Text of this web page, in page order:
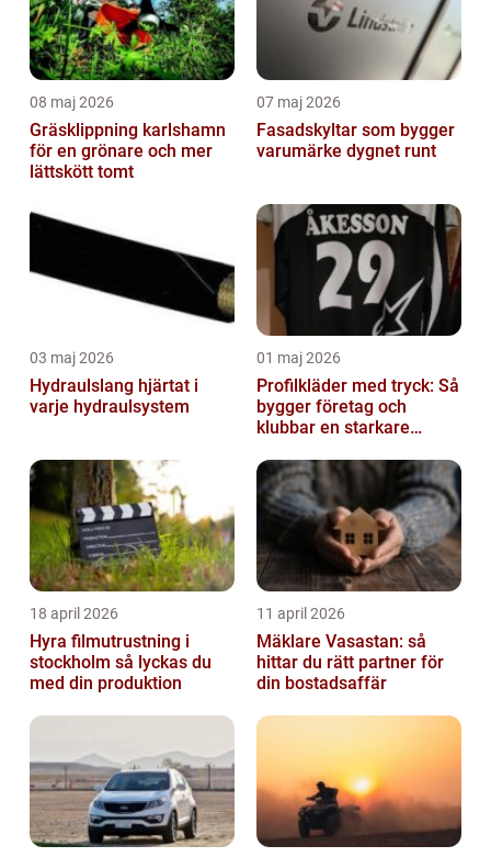
08 maj 2026
Gräsklippning karlshamn
för en grönare och mer
lättskött tomt
07 maj 2026
Fasadskyltar som bygger
varumärke dygnet runt
03 maj 2026
Hydraulslang hjärtat i
varje hydraulsystem
01 maj 2026
Profilkläder med tryck: Så
bygger företag och
klubbar en starkare
18 april 2026
Hyra filmutrustning i
stockholm så lyckas du
med din produktion
11 april 2026
Mäklare Vasastan: så
hittar du rätt partner för
din bostadsaffär